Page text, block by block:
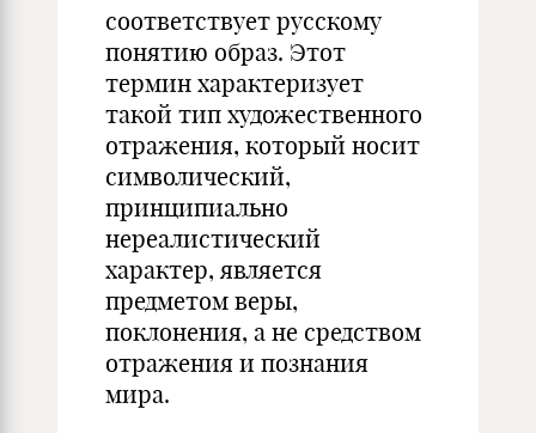
соответствует русскому
понятию образ. Этот
термин характеризует
такой тип художественного
отражения, который носит
символический,
принципиально
нереалистический
характер, является
предметом веры,
поклонения, а не средством
отражения и познания
мира.